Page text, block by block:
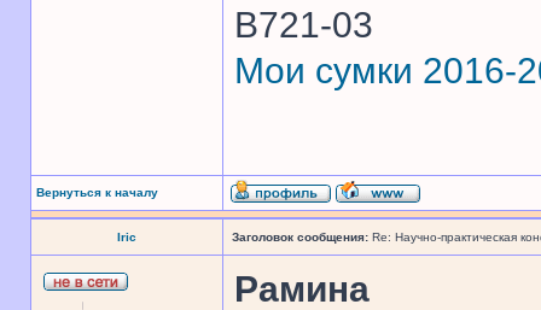
B721-03
Мои сумки 2016-
Вернуться к началу
Iric Заголовок сообщения: Re: Научно-практическая
Рамина